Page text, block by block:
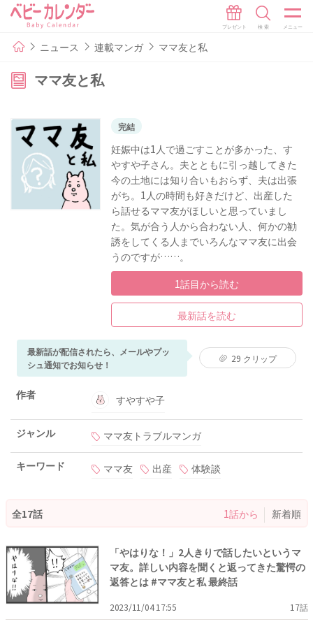
ニュース 連載マンガ ママ友と私
ママ友と私
完結
妊娠中は1人で過ごすことが多かった、す
やすや子さん。夫とともに引っ越してきた
今の土地には知り合いもおらず、夫は出張
がち。1人の時間も好きだけど、出産した
ら話せるママ友がほしいと思っていまし
た。気が合う人から合わない人、何かの勧
誘をしてくる人までいろんなママ友に出会
うのですが……。
1話目から読む
最新話を読む
最新話が配信されたら、メールやプッ
シュ通知でお知らせ！
29 クリップ
作者 すやすや子
ジャンル ママ友トラブルマンガ
キーワード ママ友 出産 体験談
全17話 1話から 新着順
「やはりな！」2人きりで話したいというマ
マ友。詳しい内容を聞くと返ってきた驚愕の
返答とは #ママ友と私 最終話
2023/11/04 17:55 17話